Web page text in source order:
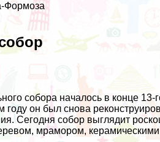
Формоза
собора началось в конце
году он был снова
Сегодня собор выглядит
мрамором, керамическими